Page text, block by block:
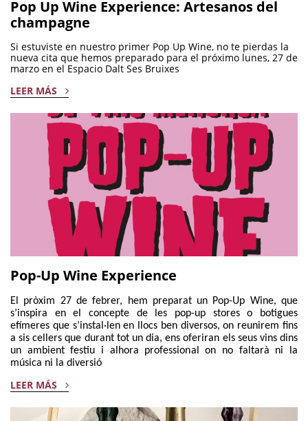
Pop Up Wine Experience: Artesanos del
champagne
Si estuviste en nuestro primer Pop Up Wine, no te pierdas la
nueva cita que hemos preparado para el próximo lunes, 27 de
marzo en el Espacio Dalt Ses Bruixes
LEER MÁS
Pop-Up Wine Experience
El pròxim 27 de febrer, hem preparat un Pop-Up Wine, que
s’inspira en el concepte de les pop-up stores o botigues
efímeres que s’instal·len en llocs ben diversos, on reunirem fins
a sis cellers que durant tot un dia, ens oferiran els seus vins dins
un ambient festiu i alhora professional on no faltarà ni la
música ni la diversió
LEER MÁS